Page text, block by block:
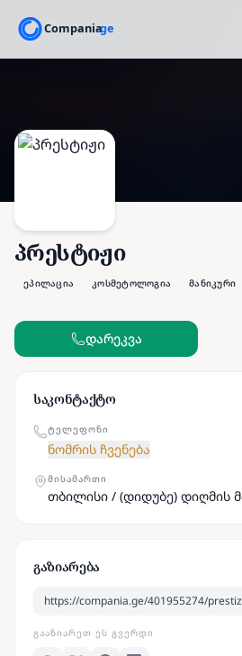
პრესტიჟი
ეპილაცია კოსმეტოლოგია მანიკური
დარეკვა
საკონტაქტო
ᲢᲔᲚᲔᲤᲝᲜᲘ
ნომრის ჩვენება
ᲛᲘᲡᲐᲛᲐᲠᲗᲘ
თბილისი / (დიდუბე) დიღმის
გაზიარება
ᲒᲐᲐᲖᲘᲐᲠᲔᲗ ᲔᲡ ᲒᲕᲔᲠᲓᲘ